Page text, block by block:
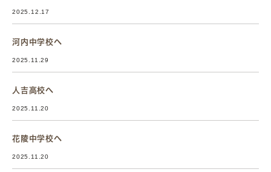
2025.12.17
河内中学校へ
2025.11.29
人吉高校へ
2025.11.20
花陵中学校へ
2025.11.20